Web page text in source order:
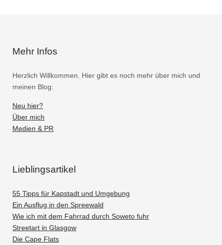
Mehr Infos
Herzlich Willkommen. Hier gibt es noch mehr über mich und
meinen Blog:
Neu hier?
Über mich
Medien & PR
Lieblingsartikel
55 Tipps für Kapstadt und Umgebung
Ein Ausflug in den Spreewald
Wie ich mit dem Fahrrad durch Soweto fuhr
Streetart in Glasgow
Die Cape Flats